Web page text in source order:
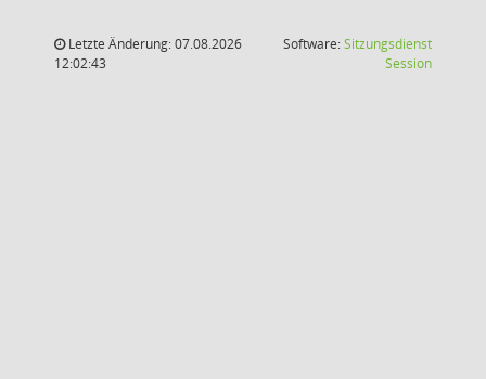
Letzte Änderung: 07.08.2026
12:02:43
Software:Sitzungsdienst
Session(Wird in